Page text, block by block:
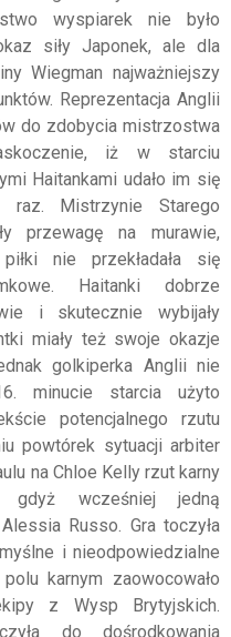
wyspiarek nie było
siły Japonek, ale dla
Wiegman najważniejszy
Reprezentacja Anglii
do zdobycia mistrzostwa
iż w starciu
Haitankami udało im się
Mistrzynie Starego
przewagę na murawie,
nie przekładała się
Haitanki dobrze
i skutecznie wybijały
miały też swoje okazje
golkiperka Anglii nie
minucie starcia użyto
potencjalnego rzutu
powtórek sytuacji arbiter
na Chloe Kelly rzut karny
wcześniej jedną
Russo. Gra toczyła
i nieodpowiedzialne
karnym zaowocowało
z Wysp Brytyjskich.
do dośrodkowania